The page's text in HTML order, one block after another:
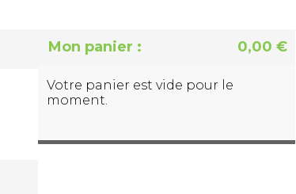
Mon panier : 0,00 €
Votre panier est vide pour le
moment.